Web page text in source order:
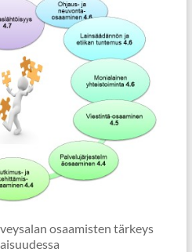
osaamisten tärkeys